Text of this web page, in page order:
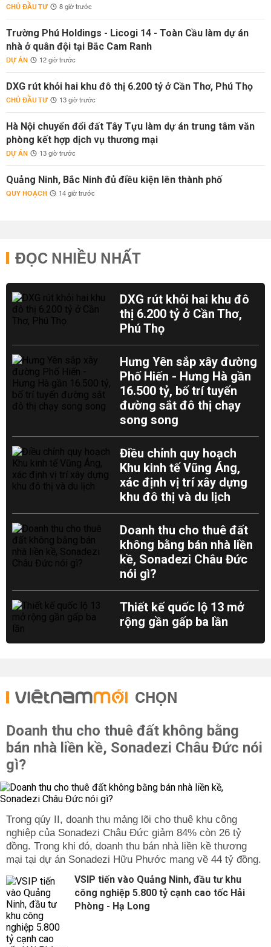
CHỦ ĐẦU TƯ 8 giờ trước
Trường Phú Holdings - Licogi 14 - Toàn Cầu làm dự án
nhà ở quân đội tại Bắc Cam Ranh
DỰ ÁN 12 giờ trước
DXG rút khỏi hai khu đô thị 6.200 tỷ ở Cần Thơ, Phú Thọ
CHỦ ĐẦU TƯ 13 giờ trước
Hà Nội chuyển đổi đất Tây Tựu làm dự án trung tâm văn
phòng kết hợp dịch vụ thương mại
DỰ ÁN 13 giờ trước
Quảng Ninh, Bắc Ninh đủ điều kiện lên thành phố
QUY HOẠCH 14 giờ trước
ĐỌC NHIỀU NHẤT
DXG rút khỏi hai khu đô
thị 6.200 tỷ ở Cần Thơ,
Phú Thọ
Hưng Yên sắp xây đường
Phố Hiến - Hưng Hà gần
16.500 tỷ, bố trí tuyến
đường sắt đô thị chạy
song song
Điều chỉnh quy hoạch
Khu kinh tế Vũng Áng,
xác định vị trí xây dựng
khu đô thị và du lịch
Doanh thu cho thuê đất
không bằng bán nhà liền
kề, Sonadezi Châu Đức
nói gì?
Thiết kế quốc lộ 13 mở
rộng gần gấp ba lần
CHỌN
Doanh thu cho thuê đất không bằng
bán nhà liền kề, Sonadezi Châu Đức nói
gì?
Trong qúy II, doanh thu mảng lõi cho thuê khu công
nghiệp của Sonadezi Châu Đức giảm 84% còn 26 tỷ
đồng. Trong khi đó, doanh thu bán nhà liền kề thương
mại tại dự án Sonadezi Hữu Phước mang về 44 tỷ đồng.
VSIP tiến vào Quảng Ninh, đầu tư khu
công nghiệp 5.800 tỷ cạnh cao tốc Hải
Phòng - Hạ Long